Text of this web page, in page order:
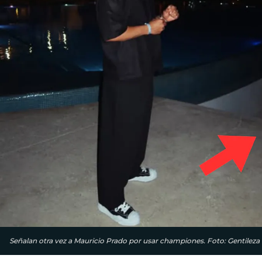
Señalan otra vez a Mauricio Prado por usar championes. Foto: Gentileza